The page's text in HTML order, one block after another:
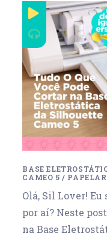
BASE
CAMEO 5 /
Olá, Sil Lover! Eu
por aí? Neste
na Base